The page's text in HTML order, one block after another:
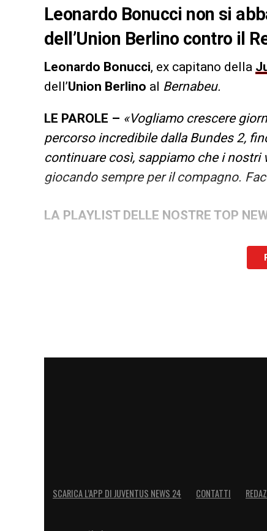
Leonardo Bonucci non si
dell’Union Berlino contro il
Leonardo Bonucci, ex capitano della
dell’Union Berlino al Bernabeu.
LE PAROLE – «Vogliamo crescere
percorso incredibile dalla Bundes 2,
continuare così, sappiamo che i
giocando sempre per il compagno.
LA PLAYLIST DELLE NOSTRE TOP
SCARICA L’APP DI JUVENTUS NEWS 24 CONTATTI